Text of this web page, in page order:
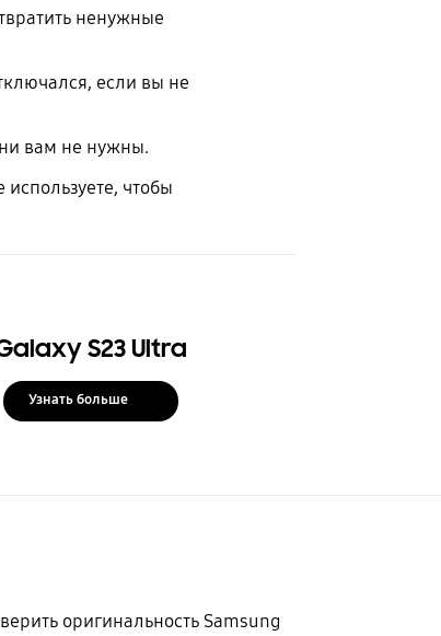
ненужные
если вы не
вам не нужны.
чтобы
S23 Ultra
Узнать больше
оригинальность Samsung